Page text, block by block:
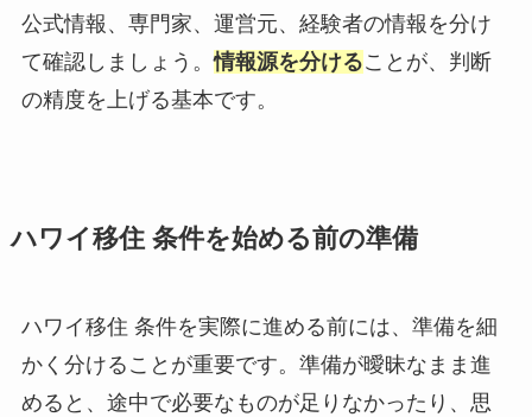
公式情報、専門家、運営元、経験者の情報を分け
て確認しましょう。情報源を分けることが、判断
の精度を上げる基本です。
ハワイ移住 条件を始める前の準備
ハワイ移住 条件を実際に進める前には、準備を細
かく分けることが重要です。準備が曖昧なまま進
めると、途中で必要なものが足りなかったり、思